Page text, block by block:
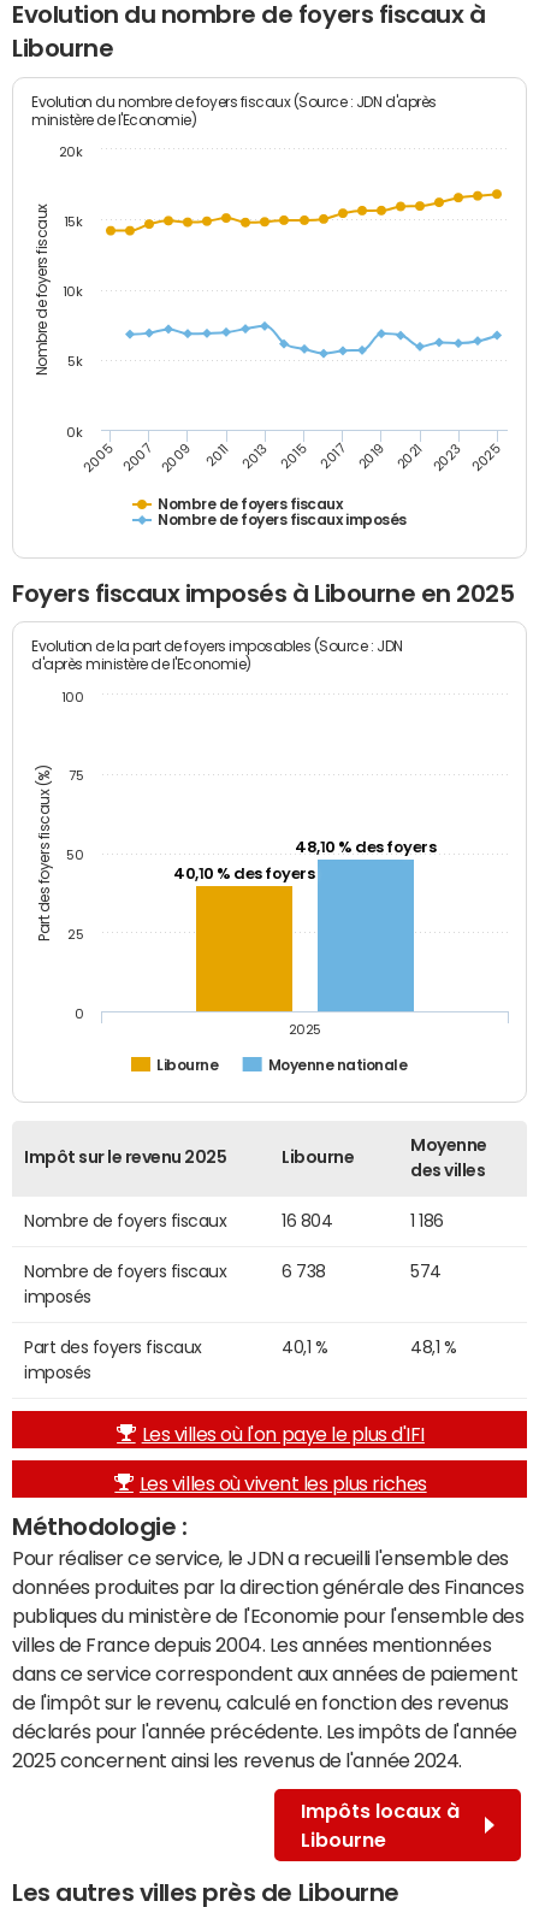
Evolution du nombre de foyers fiscaux à
Libourne
Nombre de foyers fiscaux
Evolution du nombre de foyers fiscaux (Source : JDN d'après
ministère de l'Economie)
Nombre de foyers fiscaux
Nombre de foyers fiscaux imposés
2005 2007 2009 2011 2013 2015 2017 2019 2021 2023 2025
0k
5k
10k
15k
20k
Foyers fiscaux imposés à Libourne en 2025
Part des foyers fiscaux (%)
Evolution de la part de foyers imposables (Source : JDN
d'après ministère de l'Economie)
40,10 % des foyers
48,10 % des foyers
Libourne Moyenne nationale
2025
0
25
50
75
100
Impôt sur le revenu 2025 Libourne
Moyenne
des villes
Nombre de foyers fiscaux 16 804 1 186
Nombre de foyers fiscaux
imposés
6 738 574
Part des foyers fiscaux
imposés
40,1 % 48,1 %
Les villes où l'on paye le plus d'IFI
Les villes où vivent les plus riches
Méthodologie :
Pour réaliser ce service, le JDN a recueilli l'ensemble des
données produites par la direction générale des Finances
publiques du ministère de l'Economie pour l'ensemble des
villes de France depuis 2004. Les années mentionnées
dans ce service correspondent aux années de paiement
de l'impôt sur le revenu, calculé en fonction des revenus
déclarés pour l'année précédente. Les impôts de l'année
2025 concernent ainsi les revenus de l'année 2024.
Impôts locaux à
Libourne
Les autres villes près de Libourne